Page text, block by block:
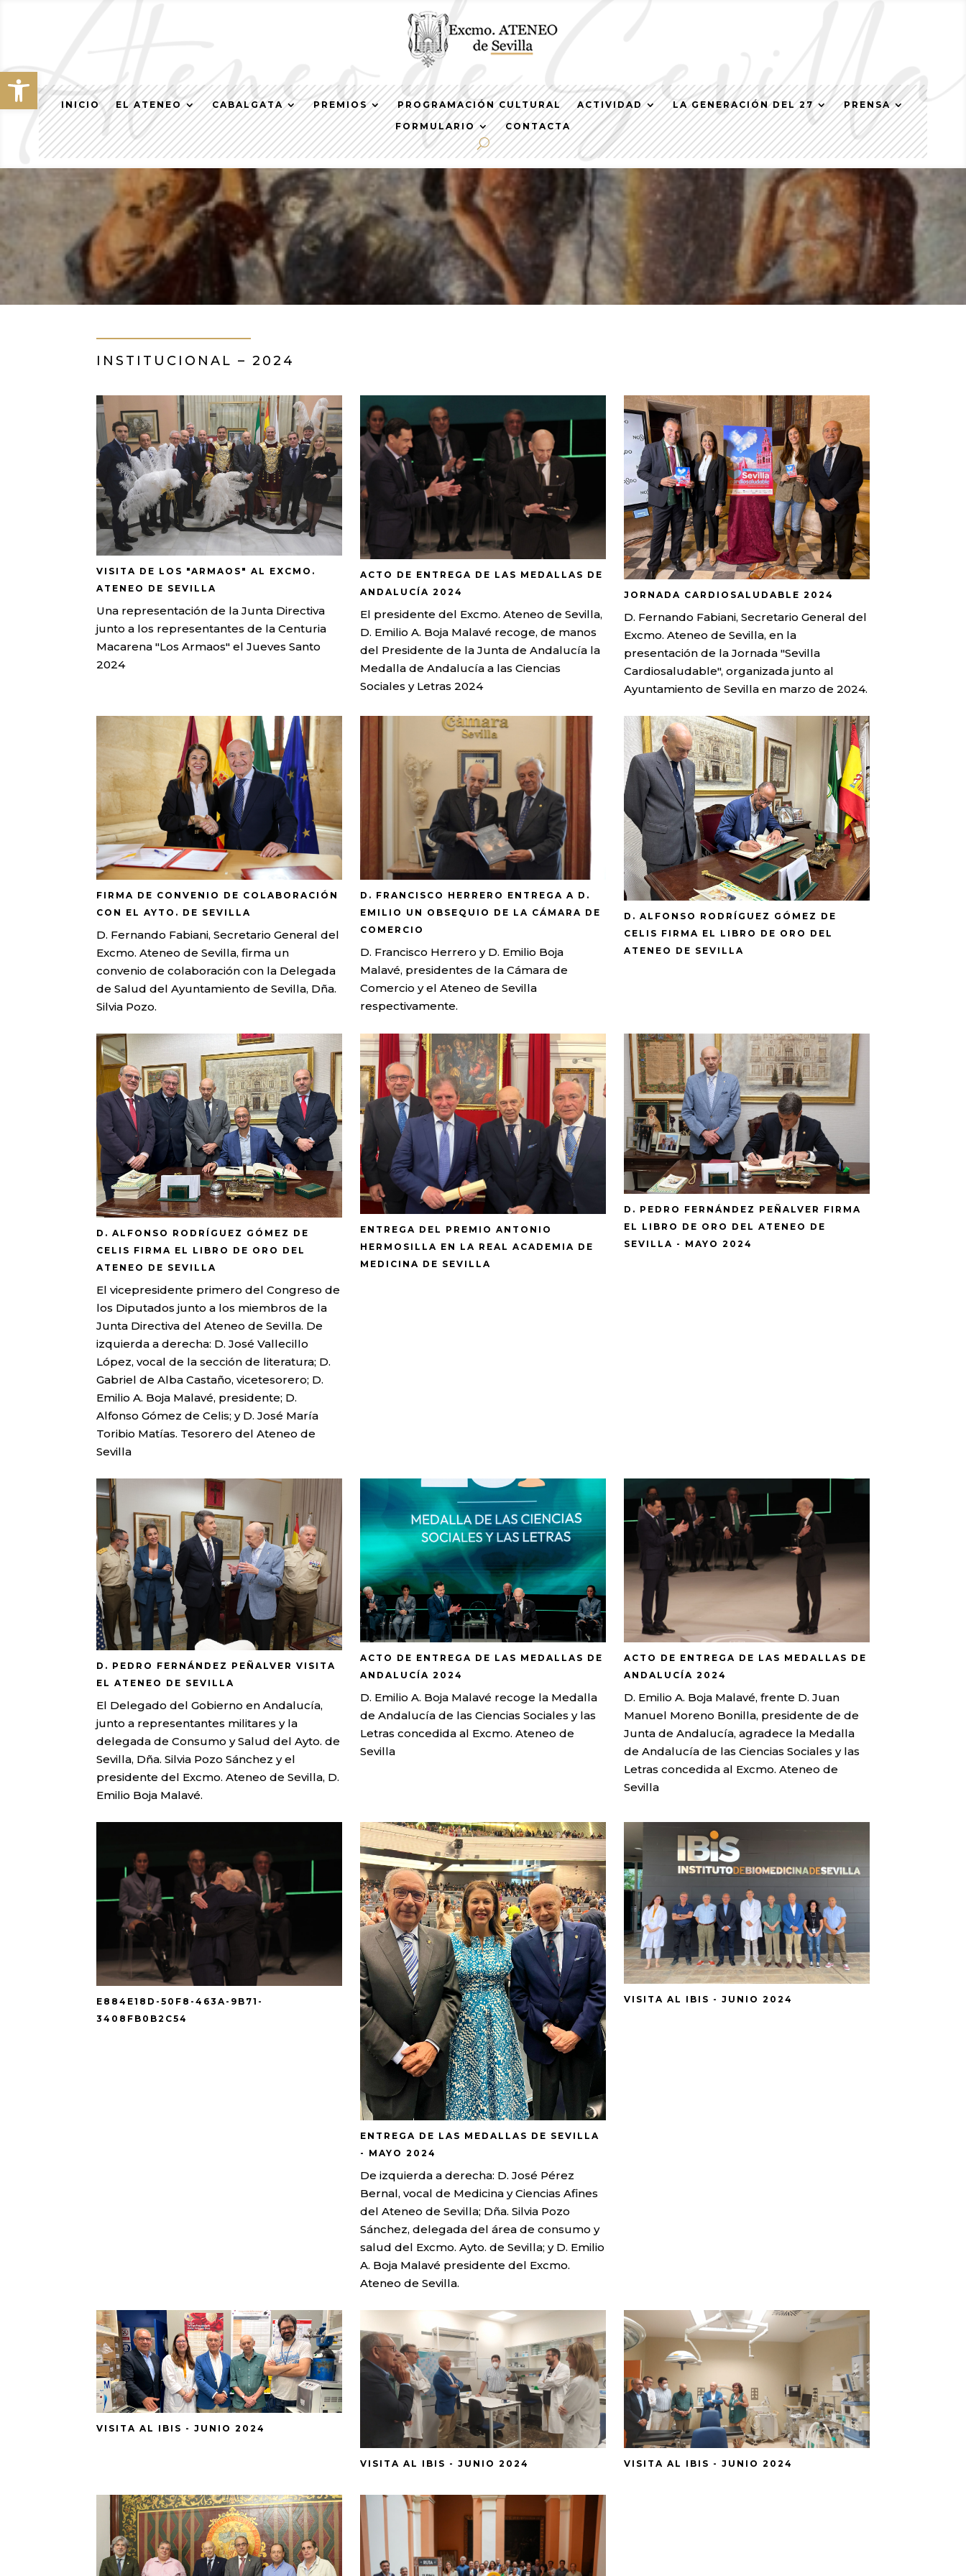
Abrir barra de herramientas
INICIO EL ATENEO CABALGATA PREMIOS PROGRAMACIÓN CULTURAL ACTIVIDAD LA GENERACIÓN DEL 27
PRENSA
FORMULARIO
CONTACTA
INSTITUCIONAL – 2024
VISITA DE LOS "ARMAOS" AL EXCMO.
ATENEO DE SEVILLA
Una representación de la Junta Directiva
junto a los representantes de la Centuria
Macarena "Los Armaos" el Jueves Santo
2024
ACTO DE ENTREGA DE LAS MEDALLAS DE
ANDALUCÍA 2024
El presidente del Excmo. Ateneo de Sevilla,
D. Emilio A. Boja Malavé recoge, de manos
del Presidente de la Junta de Andalucía la
Medalla de Andalucía a las Ciencias
Sociales y Letras 2024
JORNADA CARDIOSALUDABLE 2024
D. Fernando Fabiani, Secretario General del
Excmo. Ateneo de Sevilla, en la
presentación de la Jornada "Sevilla
Cardiosaludable", organizada junto al
Ayuntamiento de Sevilla en marzo de 2024.
FIRMA DE CONVENIO DE COLABORACIÓN
CON EL AYTO. DE SEVILLA
D. Fernando Fabiani, Secretario General del
Excmo. Ateneo de Sevilla, firma un
convenio de colaboración con la Delegada
de Salud del Ayuntamiento de Sevilla, Dña.
Silvia Pozo.
D. FRANCISCO HERRERO ENTREGA A D.
EMILIO UN OBSEQUIO DE LA CÁMARA DE
COMERCIO
D. Francisco Herrero y D. Emilio Boja
Malavé, presidentes de la Cámara de
Comercio y el Ateneo de Sevilla
respectivamente.
D. ALFONSO RODRÍGUEZ GÓMEZ DE
CELIS FIRMA EL LIBRO DE ORO DEL
ATENEO DE SEVILLA
D. ALFONSO RODRÍGUEZ GÓMEZ DE
CELIS FIRMA EL LIBRO DE ORO DEL
ATENEO DE SEVILLA
El vicepresidente primero del Congreso de
los Diputados junto a los miembros de la
Junta Directiva del Ateneo de Sevilla. De
izquierda a derecha: D. José Vallecillo
López, vocal de la sección de literatura; D.
Gabriel de Alba Castaño, vicetesorero; D.
Emilio A. Boja Malavé, presidente; D.
Alfonso Gómez de Celis; y D. José María
Toribio Matías. Tesorero del Ateneo de
Sevilla
ENTREGA DEL PREMIO ANTONIO
HERMOSILLA EN LA REAL ACADEMIA DE
MEDICINA DE SEVILLA
D. PEDRO FERNÁNDEZ PEÑALVER FIRMA
EL LIBRO DE ORO DEL ATENEO DE
SEVILLA - MAYO 2024
D. PEDRO FERNÁNDEZ PEÑALVER VISITA
EL ATENEO DE SEVILLA
El Delegado del Gobierno en Andalucía,
junto a representantes militares y la
delegada de Consumo y Salud del Ayto. de
Sevilla, Dña. Silvia Pozo Sánchez y el
presidente del Excmo. Ateneo de Sevilla, D.
Emilio Boja Malavé.
ACTO DE ENTREGA DE LAS MEDALLAS DE
ANDALUCÍA 2024
D. Emilio A. Boja Malavé recoge la Medalla
de Andalucía de las Ciencias Sociales y las
Letras concedida al Excmo. Ateneo de
Sevilla
ACTO DE ENTREGA DE LAS MEDALLAS DE
ANDALUCÍA 2024
D. Emilio A. Boja Malavé, frente D. Juan
Manuel Moreno Bonilla, presidente de de
Junta de Andalucía, agradece la Medalla
de Andalucía de las Ciencias Sociales y las
Letras concedida al Excmo. Ateneo de
Sevilla
E884E18D-50F8-463A-9B71-
3408FB0B2C54
ENTREGA DE LAS MEDALLAS DE SEVILLA
- MAYO 2024
De izquierda a derecha: D. José Pérez
Bernal, vocal de Medicina y Ciencias Afines
del Ateneo de Sevilla; Dña. Silvia Pozo
Sánchez, delegada del área de consumo y
salud del Excmo. Ayto. de Sevilla; y D. Emilio
A. Boja Malavé presidente del Excmo.
Ateneo de Sevilla.
VISITA AL IBIS - JUNIO 2024
VISITA AL IBIS - JUNIO 2024
VISITA AL IBIS - JUNIO 2024 VISITA AL IBIS - JUNIO 2024